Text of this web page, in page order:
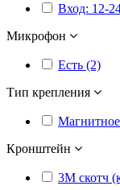
Вход: 12-
Микрофон
Есть (2)
Тип крепления
Кронштейн
3M скотч